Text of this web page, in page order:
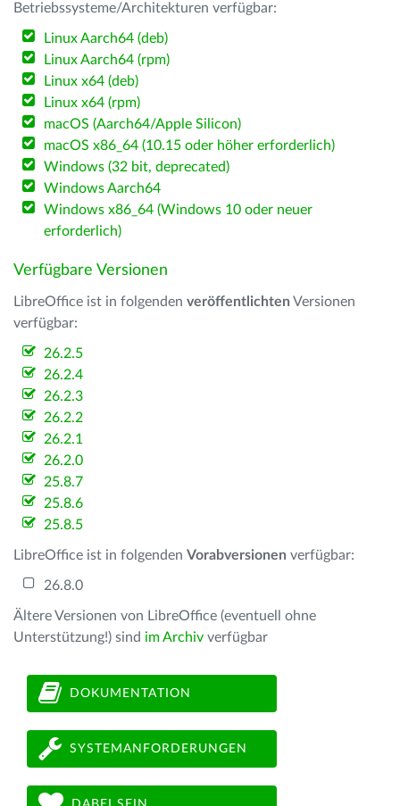
Betriebssysteme/Architekturen verfügbar:
Linux Aarch64 (deb)
Linux Aarch64 (rpm)
Linux x64 (deb)
Linux x64 (rpm)
macOS (Aarch64/Apple Silicon)
macOS x86_64 (10.15 oder höher erforderlich)
Windows (32 bit, deprecated)
Windows Aarch64
Windows x86_64 (Windows 10 oder neuer
erforderlich)
Verfügbare Versionen
LibreOffice ist in folgenden veröffentlichten Versionen
verfügbar:
26.2.5
26.2.4
26.2.3
26.2.2
26.2.1
26.2.0
25.8.7
25.8.6
25.8.5
LibreOffice ist in folgenden Vorabversionen verfügbar:
26.8.0
Ältere Versionen von LibreOffice (eventuell ohne
Unterstützung!) sind im Archiv verfügbar
DOKUMENTATION
SYSTEMANFORDERUNGEN